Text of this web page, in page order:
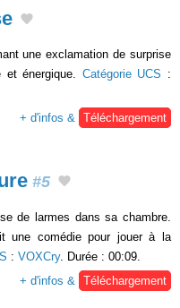
une exclamation de surprise
énergique. Catégorie UCS :
+ d'infos & Téléchargement
#5
de larmes dans sa chambre.
une comédie pour jouer à la
: VOXCry. Durée : 00:09.
+ d'infos & Téléchargement